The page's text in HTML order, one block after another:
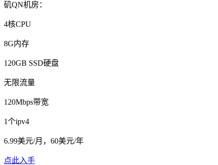
矶QN机房：
4核CPU
8G内存
120GB SSD硬盘
无限流量
120Mbps带宽
1个ipv4
6.99美元/月，60美元/年
点此入手